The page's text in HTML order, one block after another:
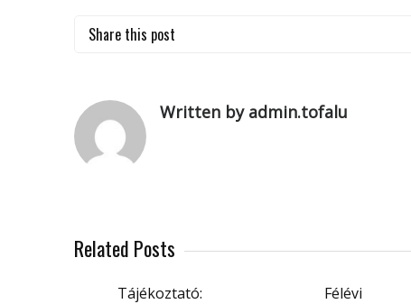
Share this post
Written by admin.tofalu
Related Posts
Tájékoztató:
Félévi